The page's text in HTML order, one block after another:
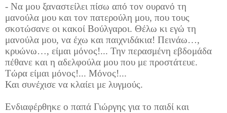
- Να μου ξαναστείλει πίσω από τον ουρανό τη
μανούλα μου και τον πατερούλη μου, που τους
σκοτώσανε οι κακοί Βούλγαροι. Θέλω κι εγώ τη
μανούλα μου, να έχω και παιχνιδάκια! Πεινάω…,
κρυώνω…, είμαι μόνος!... Την περασμένη εβδομάδα
πέθανε και η αδελφούλα μου που με προστάτευε.
Τώρα είμαι μόνος!... Μόνος!...
Και συνέχισε να κλαίει με λυγμούς.
Ενδιαφέρθηκε ο παπά Γιώργης για το παιδί και